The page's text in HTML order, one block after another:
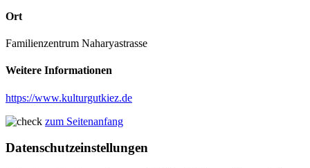
Ort
Familienzentrum Naharyastrasse
Weitere Informationen
https://www.kulturgutkiez.de
zum Seitenanfang
Datenschutzeinstellungen